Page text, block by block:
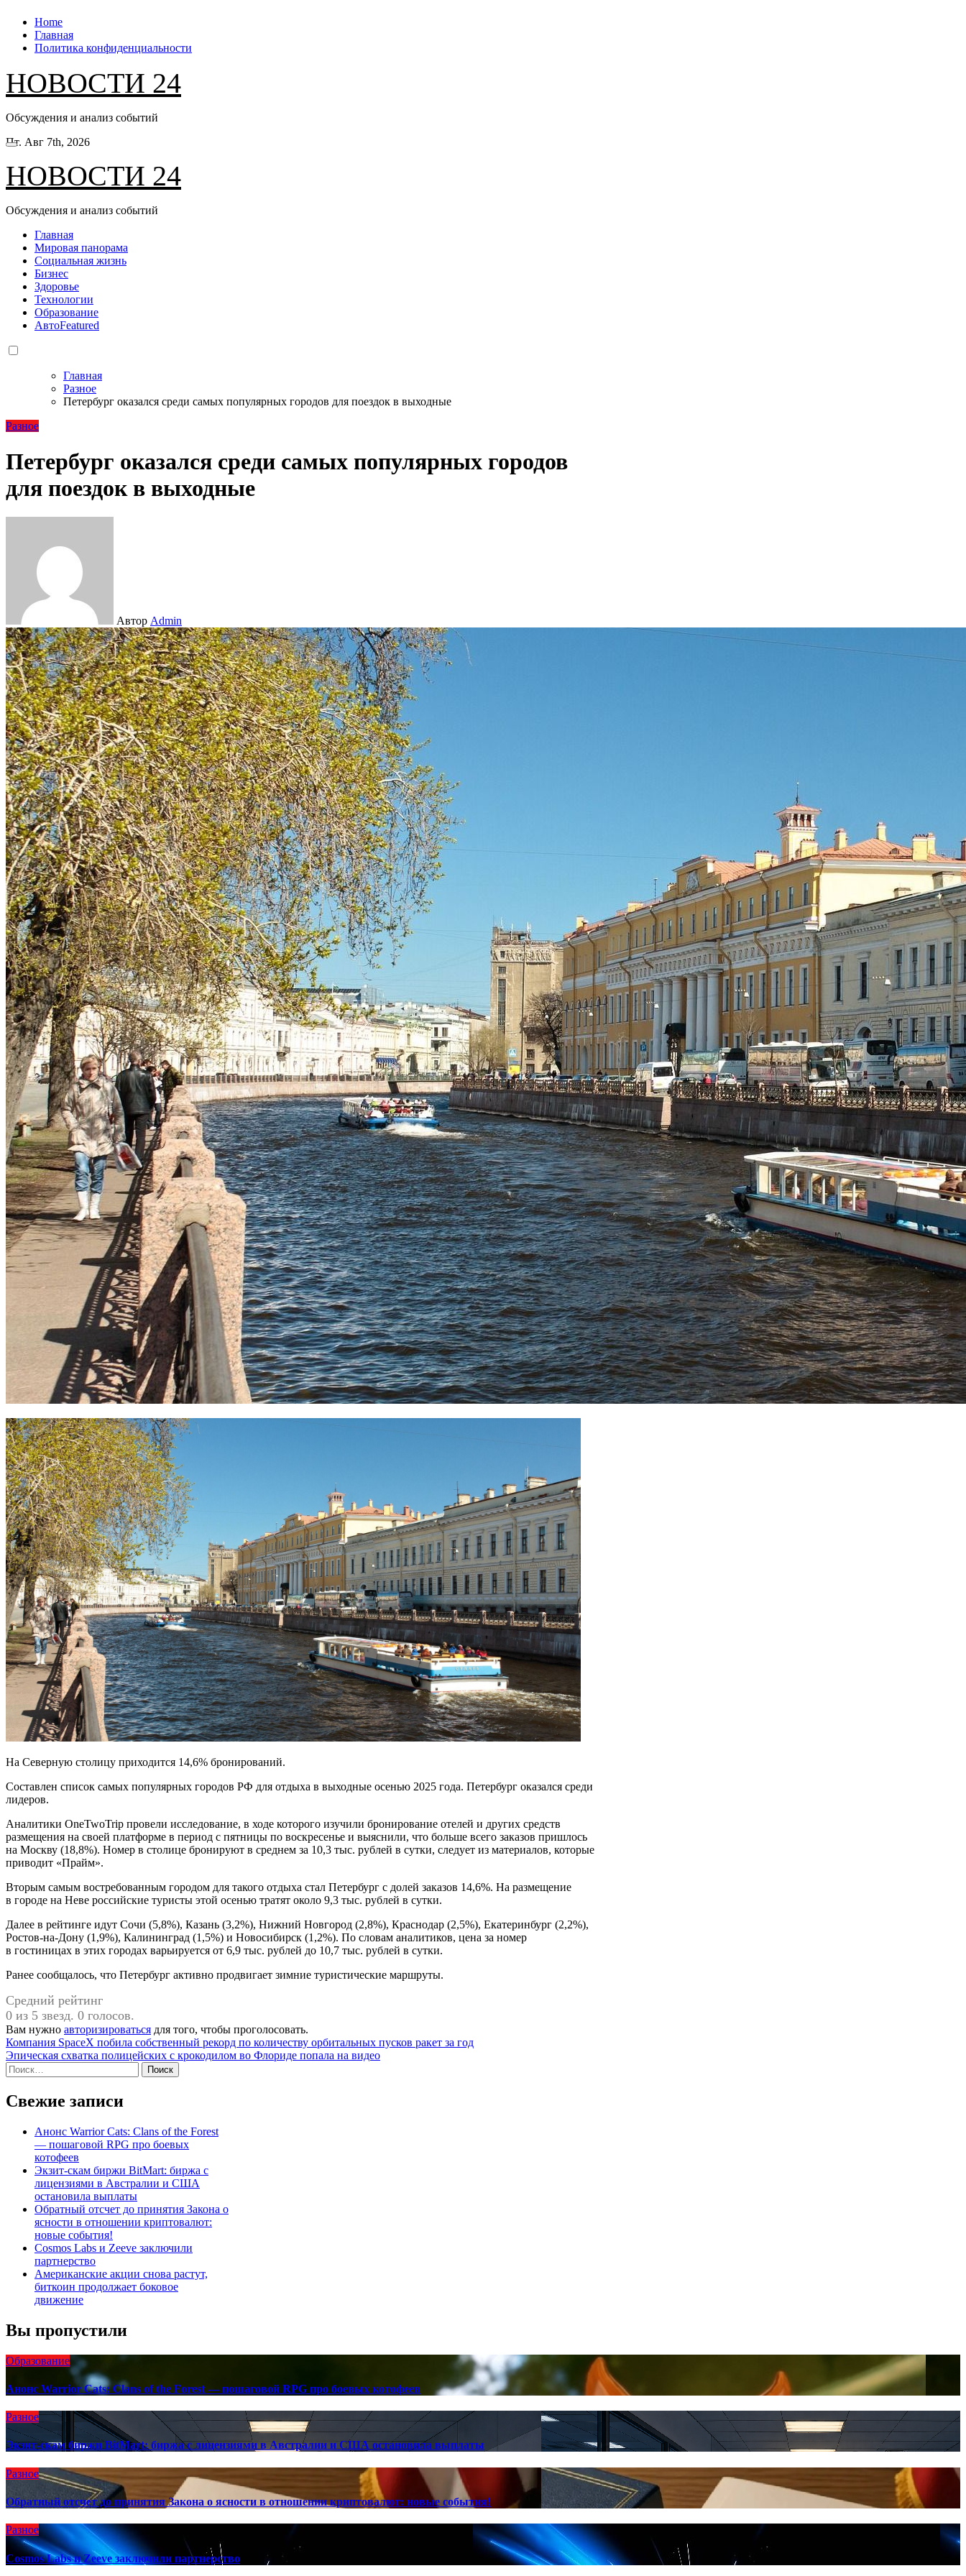
Перейти
содержанию
Home
Главная
Политика конфиденциальности
НОВОСТИ 24
Обсуждения и анализ событий
Пт. Авг 7th, 2026
НОВОСТИ 24
Обсуждения и анализ событий
Главная
Мировая панорама
Социальная жизнь
Бизнес
Здоровье
Технологии
Образование
АвтоFeatured
Главная
Разное
Петербург оказался среди самых популярных городов для поездок в выходные
Разное
Петербург оказался среди самых популярных городов
для поездок в выходные
Автор Admin
На Северную столицу приходится 14,6% бронирований.
Составлен список самых популярных городов РФ для отдыха в выходные осенью 2025 года. Петербург оказался среди
лидеров.
Аналитики OneTwoTrip провели исследование, в ходе которого изучили бронирование отелей и других средств
размещения на своей платформе в период с пятницы по воскресенье и выяснили, что больше всего заказов пришлось
на Москву (18,8%). Номер в столице бронируют в среднем за 10,3 тыс. рублей в сутки, следует из материалов, которые
приводит «Прайм».
Вторым самым востребованным городом для такого отдыха стал Петербург с долей заказов 14,6%. На размещение
в городе на Неве российские туристы этой осенью тратят около 9,3 тыс. рублей в сутки.
Далее в рейтинге идут Сочи (5,8%), Казань (3,2%), Нижний Новгород (2,8%), Краснодар (2,5%), Екатеринбург (2,2%),
Ростов-на-Дону (1,9%), Калининград (1,5%) и Новосибирск (1,2%). По словам аналитиков, цена за номер
в гостиницах в этих городах варьируется от 6,9 тыс. рублей до 10,7 тыс. рублей в сутки.
Ранее сообщалось, что Петербург активно продвигает зимние туристические маршруты.
Средний рейтинг
0 из 5 звезд. 0 голосов.
Вам нужно авторизироваться для того, чтобы проголосовать.
Навигация
по
записям
Компания SpaceX побила собственный рекорд по количеству орбитальных пусков ракет за год
Эпическая схватка полицейских с крокодилом во Флориде попала на видео
Найти:
Свежие записи
Анонс Warrior Cats: Clans of the Forest
— пошаговой RPG про боевых
котофеев
Экзит-скам биржи BitMart: биржа с
лицензиями в Австралии и США
остановила выплаты
Обратный отсчет до принятия Закона о
ясности в отношении криптовалют:
новые события!
Cosmos Labs и Zeeve заключили
партнерство
Американские акции снова растут,
биткоин продолжает боковое
движение
Вы пропустили
Образование
Анонс Warrior Cats: Clans of the Forest — пошаговой RPG про боевых котофеев
Разное
Экзит-скам биржи BitMart: биржа с лицензиями в Австралии и США остановила выплаты
Разное
Обратный отсчет до принятия Закона о ясности в отношении криптовалют: новые события!
Разное
Cosmos Labs и Zeeve заключили партнерство